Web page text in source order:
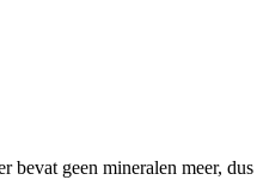
bevat geen mineralen meer,